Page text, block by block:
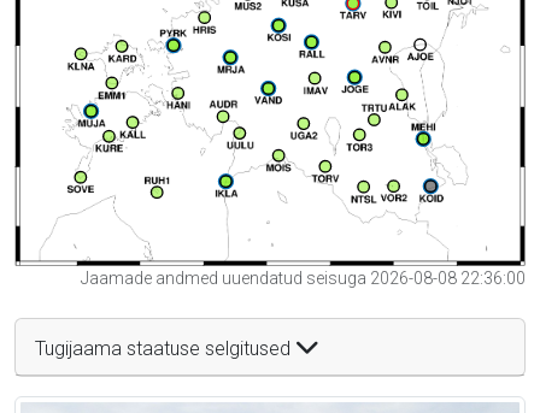
Jaamade andmed uuendatud seisuga 2026-08-08 22:36:00
Tugijaama staatuse selgitused